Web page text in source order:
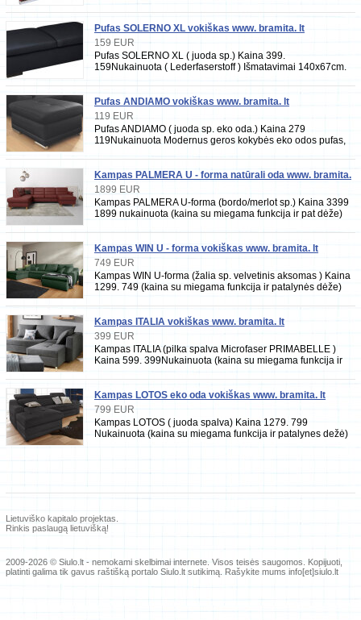
Pufas SOLERNO XL vokiškas www. bramita. lt
159 EUR
Pufas SOLERNO XL ( juoda sp.) Kaina 399.
159Nukainuota ( Lederfaserstoff ) Išmatavimai 140x67cm.
Pufas ANDIAMO vokiškas www. bramita. lt
119 EUR
Pufas ANDIAMO ( juoda sp. eko oda.) Kaina 279
119Nukainuota Modernus geros kokybės eko odos pufas,
Kampas PALMERA U - forma natūrali oda www. bramita.
lt
1899 EUR
Kampas PALMERA U-forma (bordo/merlot sp.) Kaina 3399
1899 nukainuota (kaina su miegama funkcija ir pat dėže)
Kampas WIN U - forma vokiškas www. bramita. lt
749 EUR
Kampas WIN U-forma (žalia sp. velvetinis aksomas ) Kaina
1299. 749 (kaina su miegama funkcija ir patalynės dėže)
Kampas ITALIA vokiškas www. bramita. lt
399 EUR
Kampas ITALIA (pilka spalva Microfaser PRIMABELLE )
Kaina 599. 399Nukainuota (kaina su miegama funkcija ir
Kampas LOTOS eko oda vokiškas www. bramita. lt
799 EUR
Kampas LOTOS ( juoda spalva) Kaina 1279. 799
Nukainuota (kaina su miegama funkcija ir patalynes dežė)
Lietuviško kapitalo projektas.
Rinkis paslaugą lietuvišką!
2009-2026 © Siulo.lt - nemokami skelbimai internete. Visos teisės saugomos. Kopijuoti,
platinti galima tik gavus raštišką portalo Siulo.lt sutikimą. Rašykite mums info[et]siulo.lt